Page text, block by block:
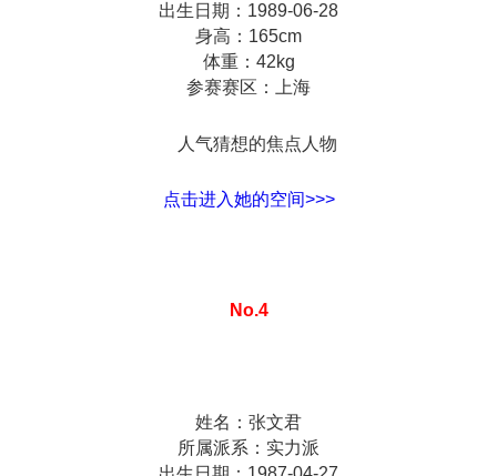
出生日期：1989-06-28
身高：165cm
体重：42kg
参赛赛区：上海
人气猜想的焦点人物
点击进入她的空间>>>
No.4
姓名：张文君
所属派系：实力派